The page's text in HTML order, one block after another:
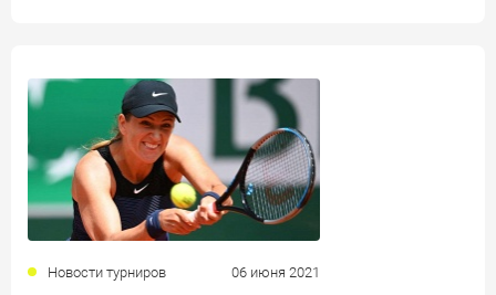
Новости турниров 06 июня 2021